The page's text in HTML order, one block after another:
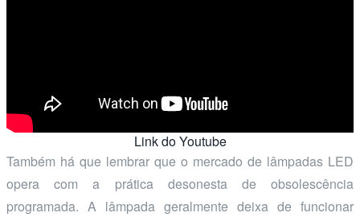
Link do Youtube
Também há que lembrar que o mercado de lâmpadas LED
opera com a prática desonesta de obsolescência
programada. A lâmpada geralmente deixa de funcionar